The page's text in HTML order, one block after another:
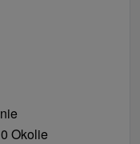
Okolie